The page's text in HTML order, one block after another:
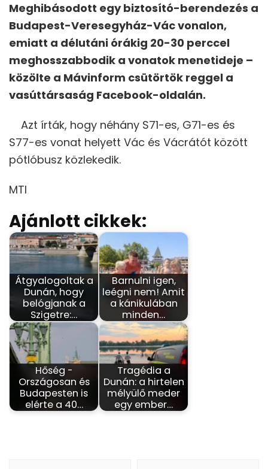
Meghibásodott egy biztosító-berendezés a
Budapest-Veresegyház-Vác vonalon,
emiatt a délutáni órákig 20-30 perccel
meghosszabbodik a vonatok menetideje –
közölte a Mávinform csütörtök reggel a
vasúttársaság Facebook-oldalán.
Azt írták, hogy néhány S71-es, G71-es és
S77-es vonat helyett Vác és Vácrátót között
pótlóbusz közlekedik.
MTI
Ajánlott cikkek:
Átgyalogoltak a
Dunán, hogy
belógjanak a
Szigetre:…
Barnulni igen,
leégni nem! Amit
a kánikulában
minden…
Hőség -
Országosan és
Budapesten is
elérte a 40…
Tragédia a
Dunán: a hirtelen
mélyülő meder
egy ember…